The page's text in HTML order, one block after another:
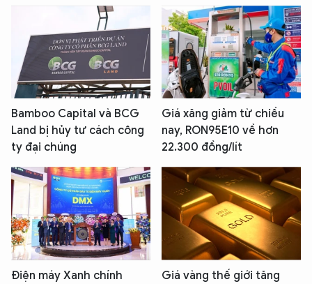
Bamboo Capital và BCG
Land bị hủy tư cách công
ty đại chúng
Giá xăng giảm từ chiều
nay, RON95E10 về hơn
22.300 đồng/lít
Điện máy Xanh chính
Giá vàng thế giới tăng